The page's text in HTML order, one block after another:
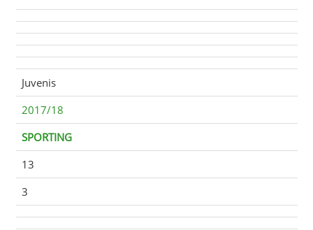
Juvenis
2017/18
SPORTING
13
3